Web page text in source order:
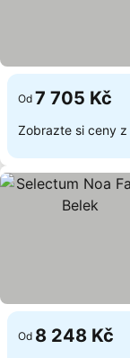
Od 7 705 Kč
Zobrazte si ceny z
Od 8 248 Kč